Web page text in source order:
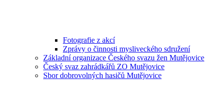
Fotografie z akcí
Zprávy o činnosti mysliveckého sdružení
Základní organizace Českého svazu žen Mutějovice
Český svaz zahrádkářů ZO Mutějovice
Sbor dobrovolných hasičů Mutějovice